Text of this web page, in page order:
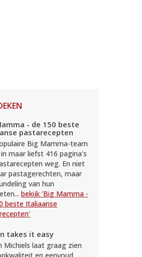
- de 150 beste
pastarecepten
Big Mamma-team
maar liefst 416 pagina's
weg. En niet
pastagerechten, maar
van hun
bekijk 'Big Mamma -
beste Italiaanse
takes it easy
Michiels laat graag zien